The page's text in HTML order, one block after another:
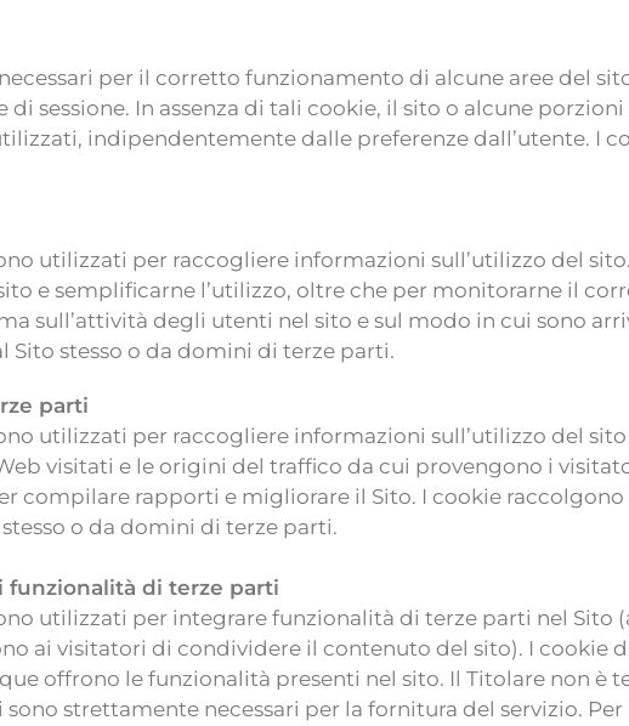
per il corretto funzionamento di alcune aree del
sessione. In assenza di tali cookie, il sito o alcune
indipendentemente dalle preferenze dall’utente. I
utilizzati per raccogliere informazioni sull’utilizzo del
e semplificarne l’utilizzo, oltre che per monitorarne il
sull’attività degli utenti nel sito e sul modo in cui sono
stesso o da domini di terze parti.
parti
utilizzati per raccogliere informazioni sull’utilizzo del
visitati e le origini del traffico da cui provengono i
compilare rapporti e migliorare il Sito. I cookie
o da domini di terze parti.
funzionalità di terze parti
utilizzati per integrare funzionalità di terze parti nel Sito
ai visitatori di condividere il contenuto del sito). I cookie
offrono le funzionalità presenti nel sito. Il Titolare non è
strettamente necessari per la fornitura del servizio.